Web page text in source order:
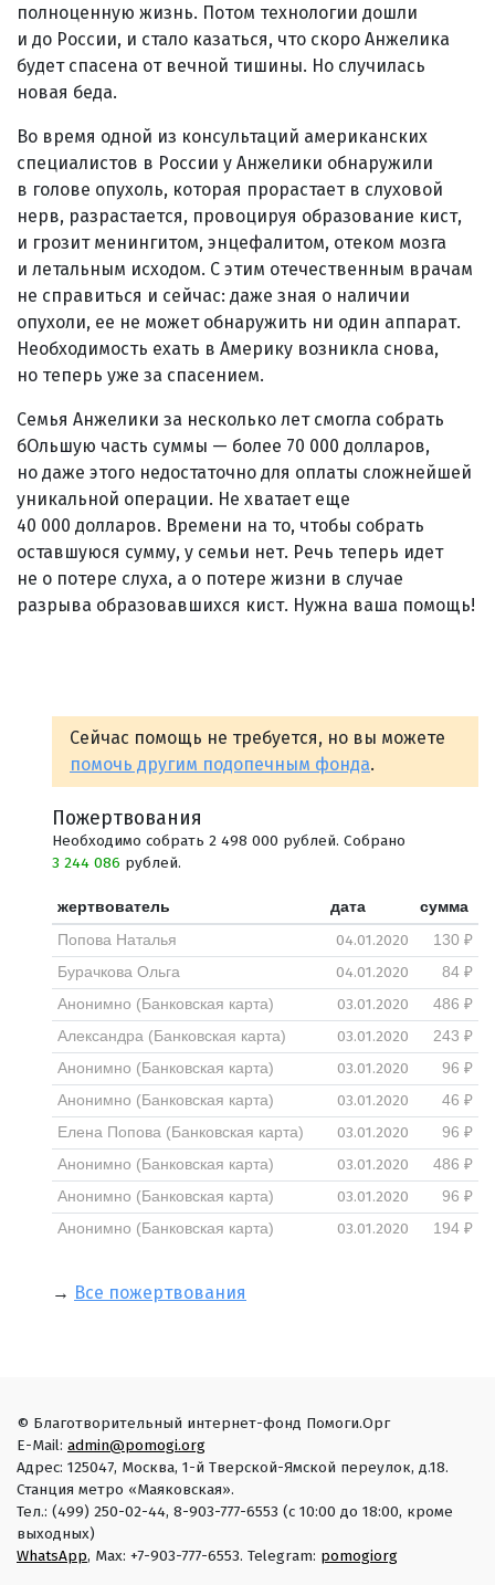
полноценную жизнь. Потом технологии дошли
и до России, и стало казаться, что скоро Анжелика
будет спасена от вечной тишины. Но случилась
новая беда.
Во время одной из консультаций американских
специалистов в России у Анжелики обнаружили
в голове опухоль, которая прорастает в слуховой
нерв, разрастается, провоцируя образование кист,
и грозит менингитом, энцефалитом, отеком мозга
и летальным исходом. С этим отечественным врачам
не справиться и сейчас: даже зная о наличии
опухоли, ее не может обнаружить ни один аппарат.
Необходимость ехать в Америку возникла снова,
но теперь уже за спасением.
Семья Анжелики за несколько лет смогла собрать
бОльшую часть суммы — более 70 000 долларов,
но даже этого недостаточно для оплаты сложнейшей
уникальной операции. Не хватает еще
40 000 долларов. Времени на то, чтобы собрать
оставшуюся сумму, у семьи нет. Речь теперь идет
не о потере слуха, а о потере жизни в случае
разрыва образовавшихся кист. Нужна ваша помощь!
Сейчас помощь не требуется, но вы можете
помочь другим подопечным фонда.
Пожертвования
Необходимо собрать 2 498 000 рублей. Собрано
3 244 086 рублей.
жертвователь дата
сумма
Попова Наталья
04.01.2020
130 ₽
Бурачкова Ольга
04.01.2020
84 ₽
Анонимно (Банковская карта)
03.01.2020
486 ₽
Александра (Банковская карта)
03.01.2020
243 ₽
Анонимно (Банковская карта)
03.01.2020
96 ₽
Анонимно (Банковская карта)
03.01.2020
46 ₽
Елена Попова (Банковская карта)
03.01.2020
96 ₽
Анонимно (Банковская карта)
03.01.2020
486 ₽
Анонимно (Банковская карта)
03.01.2020
96 ₽
Анонимно (Банковская карта)
03.01.2020 194 ₽
→ Все пожертвования
© Благотворительный интернет-фонд Помоги.Орг
E-Mail: admin@pomogi.org
Адрес: 125047, Москва, 1-й Тверской-Ямской переулок, д.18.
Станция метро «Маяковская».
Тел.: (499) 250-02-44, 8-903-777-6553 (с 10:00 до 18:00, кроме
выходных)
WhatsApp, Max: +7-903-777-6553. Telegram: pomogiorg